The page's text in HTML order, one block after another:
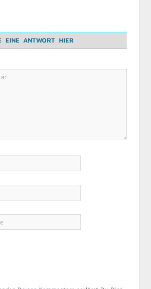
EINE ANTWORT HIER